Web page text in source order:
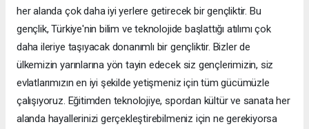
her alanda çok daha iyi yerlere getirecek bir gençliktir. Bu
gençlik, Türkiye'nin bilim ve teknolojide başlattığı atılımı çok
daha ileriye taşıyacak donanımlı bir gençliktir. Bizler de
ülkemizin yarınlarına yön tayin edecek siz gençlerimizin, siz
evlatlarımızın en iyi şekilde yetişmeniz için tüm gücümüzle
çalışıyoruz. Eğitimden teknolojiye, spordan kültür ve sanata her
alanda hayallerinizi gerçekleştirebilmeniz için ne gerekiyorsa